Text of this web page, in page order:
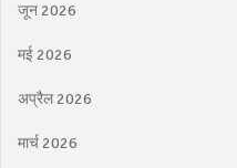
जून 2026
मई 2026
अप्रैल 2026
मार्च 2026